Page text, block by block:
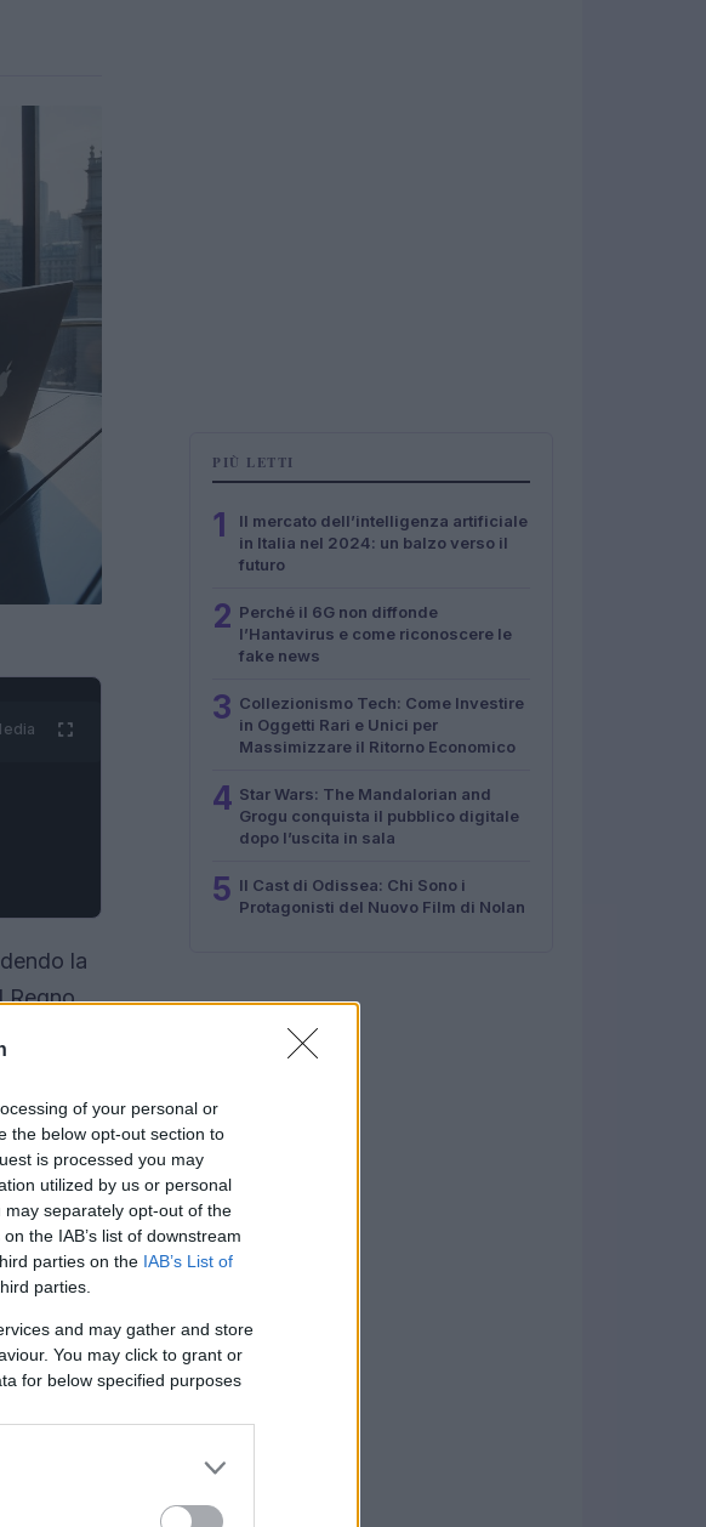
of your personal or
the below opt-out section to
is processed you may
utilized by us or personal
separately opt-out of the
the IAB’s list of downstream
parties on the IAB’s List of
parties.
and may gather and store
You may click to grant or
for below specified purposes
la
Regno
un
gli Stati
PIÙ LETTI
1
Il mercato dell’intelligenza artificiale
in Italia nel 2024: un balzo verso il
futuro
2 Perché il 6G non diffonde
l’Hantavirus e come riconoscere le
fake news
3 Collezionismo Tech: Come Investire
in Oggetti Rari e Unici per
Massimizzare il Ritorno Economico
4 Star Wars: The Mandalorian and
Grogu conquista il pubblico digitale
dopo l’uscita in sala
5 Il Cast di Odissea: Chi Sono i
Protagonisti del Nuovo Film di Nolan